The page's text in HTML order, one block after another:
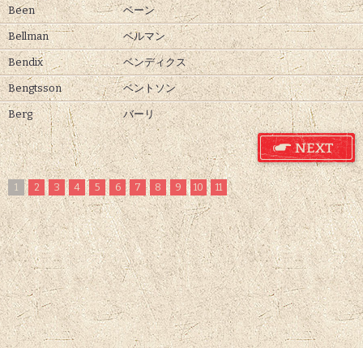
Been ベーン
Bellman ベルマン
Bendix ベンディクス
Bengtsson ベントソン
Berg バーリ
1 2 3 4 5 6 7 8 9 10 11